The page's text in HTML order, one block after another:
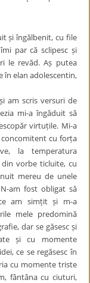
și îngălbenit, cu file
par că sclipesc și
le revăd. Aș putea
în elan adolescentin,
am scris versuri de
mi-a îngăduit să
virtuțile. Mi-a
cu forța
la temperatura
vorbe ticluite, cu
mereu de unele
am fost obligat să
am simțit și m-a
mele predomină
dar se găsesc și
și cu momente
ce se regăsesc în
cu momente triste
fântâna cu ciuturi,